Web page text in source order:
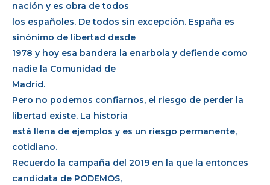
nación y es obra de todos
los españoles. De todos sin excepción. España es
sinónimo de libertad desde
1978 y hoy esa bandera la enarbola y defiende como
nadie la Comunidad de
Madrid.
Pero no podemos confiarnos, el riesgo de perder la
libertad existe. La historia
está llena de ejemplos y es un riesgo permanente,
cotidiano.
Recuerdo la campaña del 2019 en la que la entonces
candidata de PODEMOS,